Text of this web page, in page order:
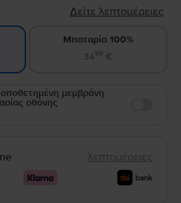
Δείτε λεπτομέρειες
Μπαταρία 100%
3499 €
μεμβράνη
οθόνης
λεπτομέρειες